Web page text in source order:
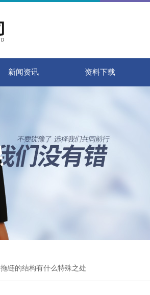
新闻资讯 资料下载
链的结构有什么特殊之处